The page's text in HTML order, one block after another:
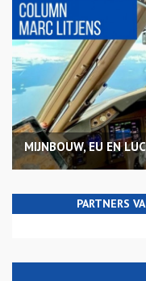
MIJNBOUW, EU EN
PARTNERS